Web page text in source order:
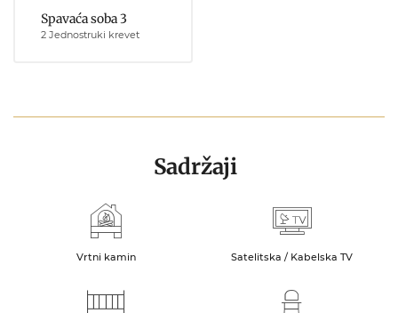
Spavaća soba 3
2 Jednostruki krevet
Sadržaji
Vrtni kamin Satelitska / Kabelska TV